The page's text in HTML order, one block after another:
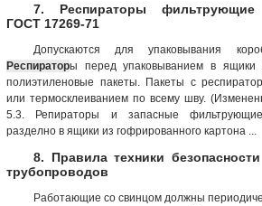
7. Респираторы фильтрующие
ГОСТ 17269-71
Допускаются для упаковывания
Респираторы перед упаковыванием в ящики
полиэтиленовые пакеты. Пакеты с
или термосклеиванием по всему шву.
5.3. Репираторы и запасные
разделно в ящики из гофрированного картона ...
8. Правила техники
трубопроводов
Работающие со свинцом должны